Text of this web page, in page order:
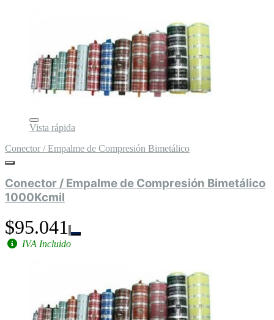
Vista rápida
Conector / Empalme de Compresión Bimetálico
Conector / Empalme de Compresión Bimetálico
1000Kcmil
$95.041
IVA Incluido